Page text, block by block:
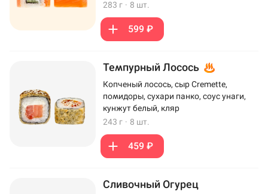
283 г · 8 шт.
599 ₽
Темпурный Лосось
Копченый лосось, сыр Cremette,
помидоры, сухари панко, соус унаги,
кунжут белый, кляр
243 г · 8 шт.
459 ₽
Сливочный Огурец